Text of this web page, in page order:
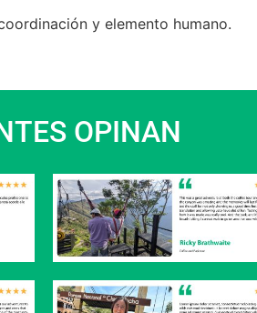
y elemento humano.
OPINAN